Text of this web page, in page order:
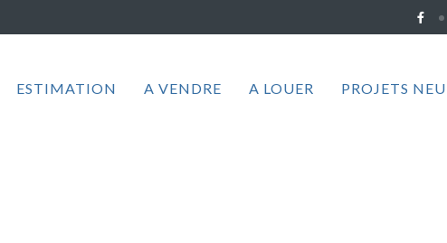
ESTIMATION A VENDRE A LOUER PROJETS